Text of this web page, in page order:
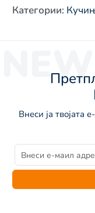
Категории:
Внеси ја твојата